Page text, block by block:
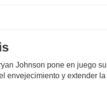
Johnson pone en juego
envejecimiento y extender